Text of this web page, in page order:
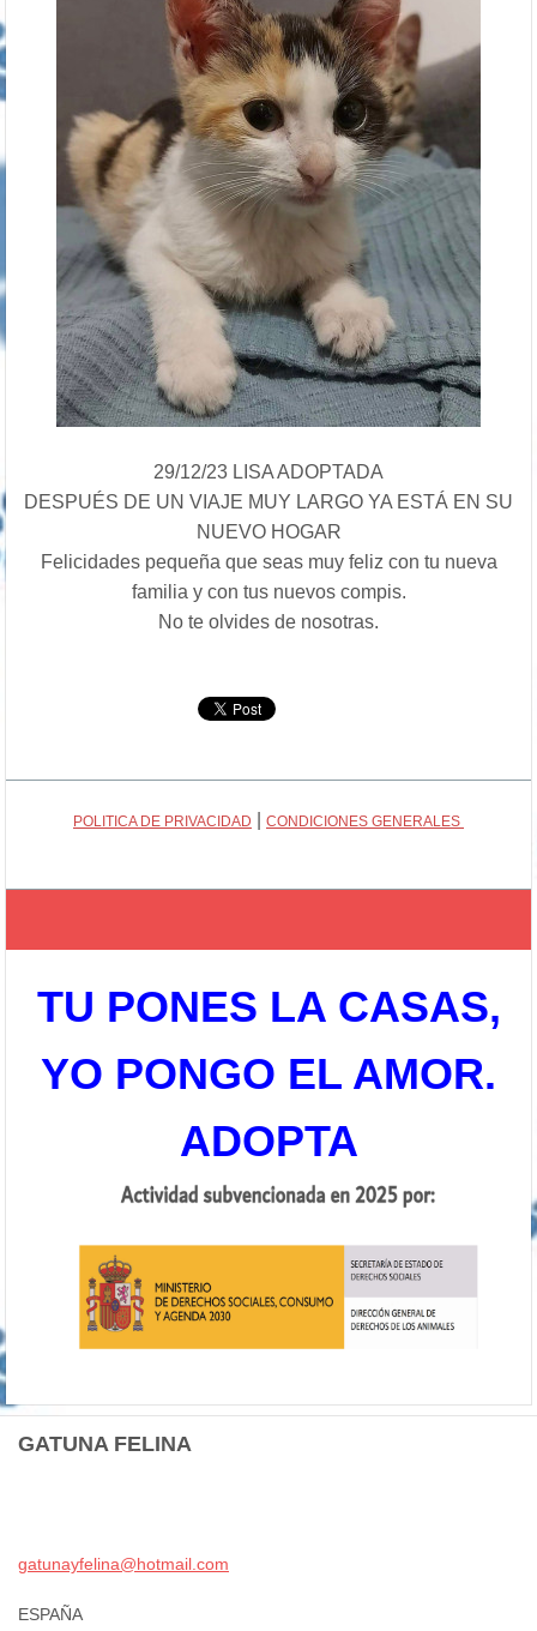
29/12/23 LISA ADOPTADA
DESPUÉS DE UN VIAJE MUY LARGO YA ESTÁ EN SU
NUEVO HOGAR
Felicidades pequeña que seas muy feliz con tu nueva
familia y con tus nuevos compis.
No te olvides de nosotras.
POLITICA DE PRIVACIDAD CONDICIONES GENERALES
TU PONES LA CASAS,
YO PONGO EL AMOR.
ADOPTA
GATUNA FELINA
gatunayfelina@hotmail.com
ESPAÑA